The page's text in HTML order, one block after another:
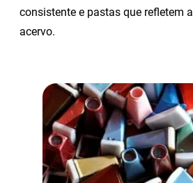
consistente e pastas que refletem
acervo.